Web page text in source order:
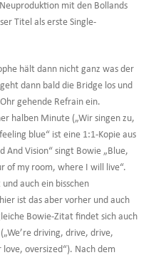
mit den Bollands
Titel als erste Single-
hält dann nicht ganz was der
dann bald die Bridge los und
gehende Refrain ein.
halben Minute („Wir singen zu,
blue“ ist eine 1:1-Kopie aus
And Vision“ singt Bowie „Blue,
of my room, where I will live“.
auch ein bisschen
ist das aber vorher und auch
Bowie-Zitat findet sich auch
driving, drive, drive,
oversized“). Nach dem